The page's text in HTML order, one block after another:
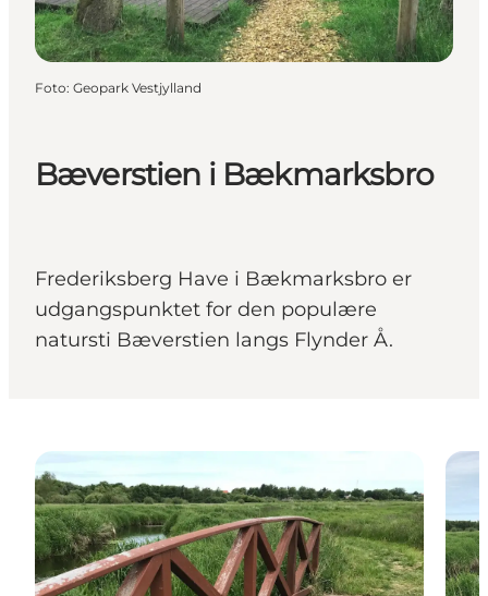
Bæverstien i Bækmarksbro
Frederiksberg Have i Bækmarksbro er
udgangspunktet for den populære
natursti Bæverstien langs Flynder Å.
Foto: Geopark Vestjylland